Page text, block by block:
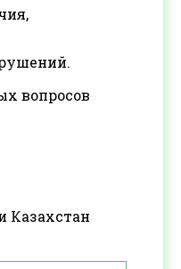
вопросов
Казахстан